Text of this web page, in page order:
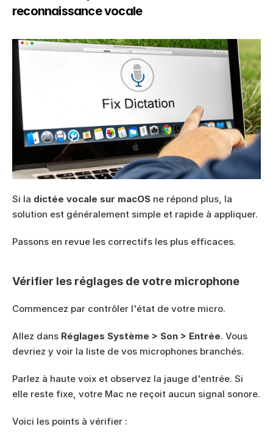
reconnaissance vocale
Si la dictée vocale sur macOS ne répond plus, la
solution est généralement simple et rapide à appliquer.
Passons en revue les correctifs les plus efficaces.
Vérifier les réglages de votre microphone
Commencez par contrôler l'état de votre micro.
Allez dans Réglages Système > Son > Entrée. Vous
devriez y voir la liste de vos microphones branchés.
Parlez à haute voix et observez la jauge d'entrée. Si
elle reste fixe, votre Mac ne reçoit aucun signal sonore.
Voici les points à vérifier :